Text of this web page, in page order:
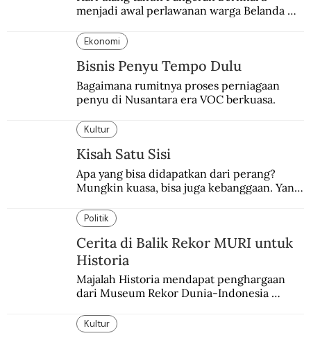
menjadi awal perlawanan warga Belanda
anyelir favorit sang pangeran menjadi
simbol perlawanan.
Ekonomi
Bisnis Penyu Tempo Dulu
Bagaimana rumitnya proses perniagaan
penyu di Nusantara era VOC berkuasa.
Kultur
Kisah Satu Sisi
Apa yang bisa didapatkan dari perang?
Mungkin kuasa, bisa juga kebanggaan. Yang
Politik
Cerita di Balik Rekor MURI untuk
Historia
Majalah Historia mendapat penghargaan
dari Museum Rekor Dunia-Indonesia
pertama.
Kultur